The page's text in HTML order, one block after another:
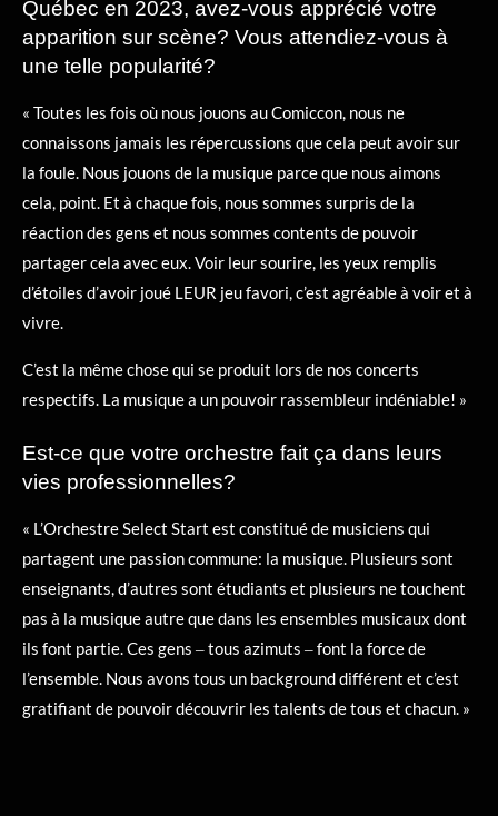
Québec en 2023, avez-vous apprécié votre
apparition sur scène? Vous attendiez-vous à
une telle popularité?
« Toutes les fois où nous jouons au Comiccon, nous ne
connaissons jamais les répercussions que cela peut avoir sur
la foule. Nous jouons de la musique parce que nous aimons
cela, point. Et à chaque fois, nous sommes surpris de la
réaction des gens et nous sommes contents de pouvoir
partager cela avec eux. Voir leur sourire, les yeux remplis
d’étoiles d’avoir joué LEUR jeu favori, c’est agréable à voir et à
vivre.
C’est la même chose qui se produit lors de nos concerts
respectifs. La musique a un pouvoir rassembleur indéniable! »
Est-ce que votre orchestre fait ça dans leurs
vies professionnelles?
« L’Orchestre Select Start est constitué de musiciens qui
partagent une passion commune: la musique. Plusieurs sont
enseignants, d’autres sont étudiants et plusieurs ne touchent
pas à la musique autre que dans les ensembles musicaux dont
ils font partie. Ces gens ‒ tous azimuts ‒ font la force de
l’ensemble. Nous avons tous un background différent et c’est
gratifiant de pouvoir découvrir les talents de tous et chacun. »